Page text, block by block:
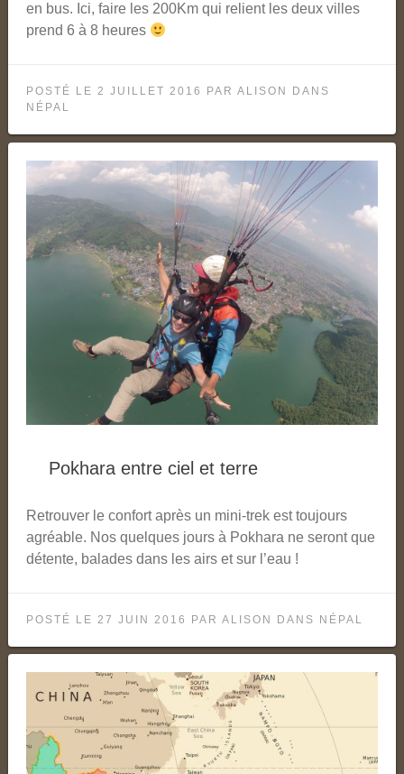
en bus. Ici, faire les 200Km qui relient les deux villes
prend 6 à 8 heures
POSTÉ LE 2 JUILLET 2016 PAR ALISON
DANS
NÉPAL
Pokhara entre ciel et terre
Retrouver le confort après un mini-trek est toujours
agréable. Nos quelques jours à Pokhara ne seront que
détente, balades dans les airs et sur l’eau !
POSTÉ LE 27 JUIN 2016 PAR ALISON DANS NÉPAL